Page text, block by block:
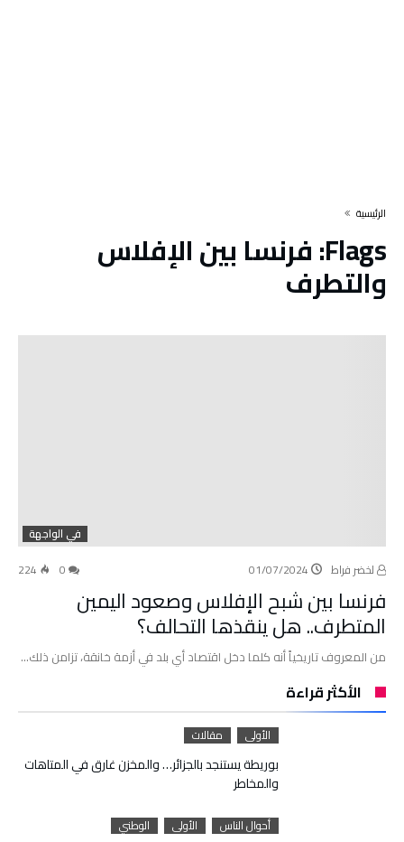
‫الرئيسية‬
Flags: فرنسا بين الإفلاس
والتطرف
في الواجهة
لخضر فراط
01/07/2024
224
فرنسا بين شبح الإفلاس وصعود اليمين
المتطرف.. هل ينقذها التحالف؟
من المعروف تاريخياً أنه كلما دخل اقتصاد أي بلد في أزمة خانقة، تزامن ذلك…
الأكثر قراءة
الأولى مقالات
بوريطة يستنجد بالجزائر… والمخزن غارق في المتاهات
والمخاطر
أحوال الناس الأولى الوطني